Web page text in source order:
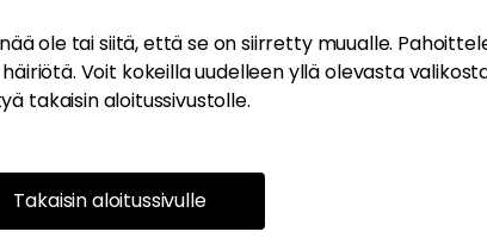
ole tai siitä, että se on siirretty muualle.
Voit kokeilla uudelleen yllä olevasta
takaisin aloitussivustolle.
Takaisin aloitussivulle